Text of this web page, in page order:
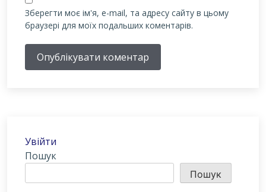
Зберегти моє ім'я, e-mail, та адресу сайту в цьому
браузері для моїх подальших коментарів.
Опублікувати коментар
Увійти
Пошук
Пошук